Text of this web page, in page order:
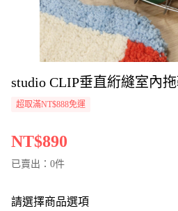
studio CLIP垂直絎縫室內
超取滿NT$888免運
NT$890
已賣出：0件
請選擇商品選項